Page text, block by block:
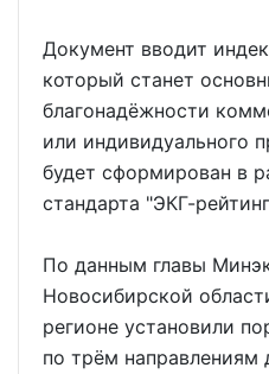
Документ вводит
который станет
благонадёжности
или индивидуального
будет сформирован в
стандарта "ЭКГ-
По данным главы
Новосибирской
регионе установили
по трём направлениям